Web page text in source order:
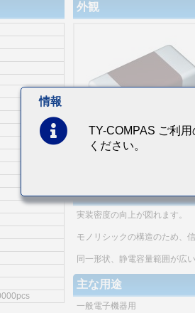
外観
特徴
実装密度の向上が図れます。
モノリシックの構造のため、
同一形状、静電容量範囲が広い
主な用途
一般電子機器用
情報
TY-COMPAS ご利用
ください。